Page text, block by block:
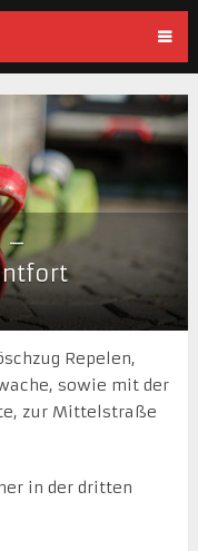
–
Repelen,
sowie mit der
zur Mittelstraße
in der dritten